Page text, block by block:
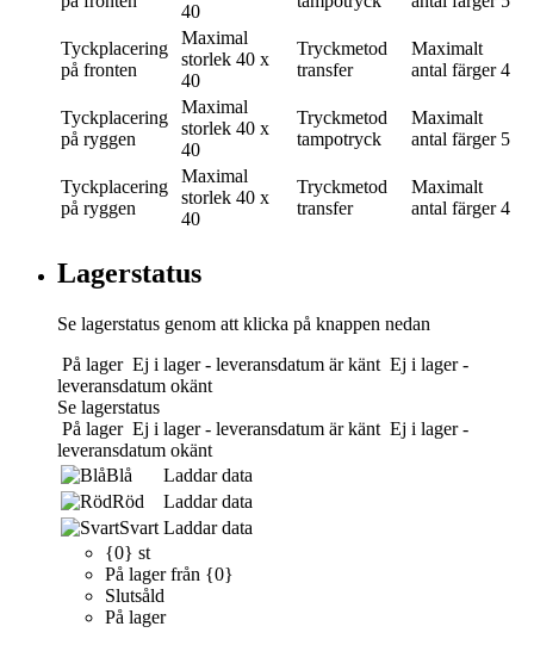
40
Tyckplacering
på fronten
Maximal
storlek 40 x
40
Tryckmetod
transfer
Maximalt
antal färger 4
Tyckplacering
på ryggen
Maximal
storlek 40 x
40
Tryckmetod
tampotryck
Maximalt
antal färger 5
Tyckplacering
på ryggen
Maximal
storlek 40 x
40
Tryckmetod
transfer
Maximalt
antal färger 4
Lagerstatus
Se lagerstatus genom att klicka på knappen nedan
På lager Ej i lager - leveransdatum är känt Ej i lager -
leveransdatum okänt
Se lagerstatus
På lager Ej i lager - leveransdatum är känt Ej i lager -
leveransdatum okänt
Blå
Laddar data
Röd
Laddar data
Svart Laddar data
{0} st
På lager från {0}
Slutsåld
På lager